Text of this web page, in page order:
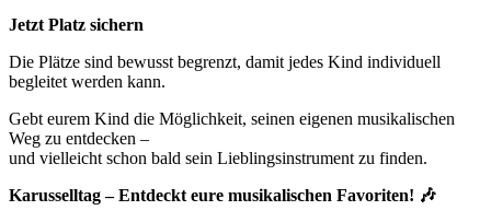
Jetzt Platz sichern
Die Plätze sind bewusst begrenzt, damit jedes Kind individuell
begleitet werden kann.
Gebt eurem Kind die Möglichkeit, seinen eigenen musikalischen
Weg zu entdecken –
und vielleicht schon bald sein Lieblingsinstrument zu finden.
Karusselltag – Entdeckt eure musikalischen Favoriten! 🎶